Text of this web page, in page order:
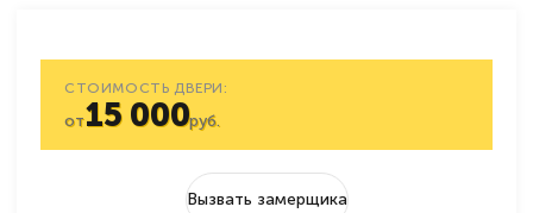
СТОИМОСТЬ ДВЕРИ:
от15 000руб.
Вызвать замерщика